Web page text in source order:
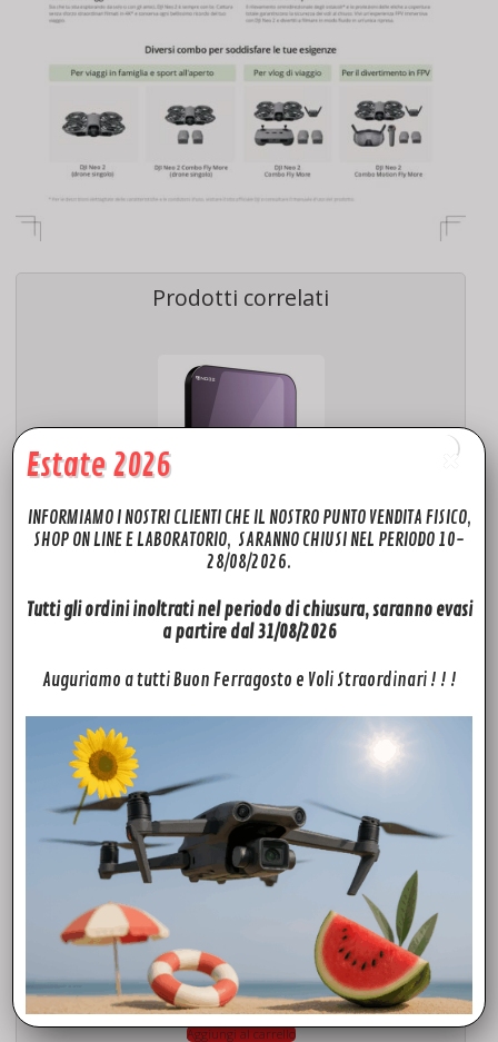
Prodotti correlati
ACCESSORI
10,50€
Aggiungi al carrello
DJI RS 4 Mini
329,00
Aggiungi al carrello
Estate 2026
INFORMIAMO I NOSTRI CLIENTI CHE IL NOSTRO PUNTO VENDITA FISICO,
SHOP ON LINE E LABORATORIO, SARANNO CHIUSI NEL PERIODO 10-
28/08/2026.
Tutti gli ordini inoltrati nel periodo di chiusura, saranno evasi
a partire dal 31/08/2026
Auguriamo a tutti Buon Ferragosto e Voli Straordinari ! ! !